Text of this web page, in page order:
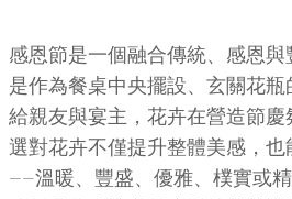
感恩節是一個融合傳統、感恩
是作為餐桌中央擺設、玄關花
給親友與宴主，花卉在營造節慶
選對花卉不僅提升整體美感，
——溫暖、豐盛、優雅、樸實或